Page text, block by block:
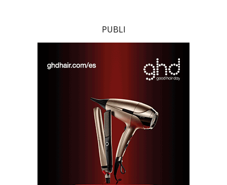
PUBLI